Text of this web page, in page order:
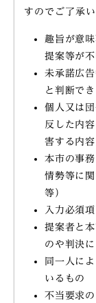
すのでご了承
趣旨が意
提案等が
未承諾広
と判断で
個人又は
反した内
害する内
本市の事
情勢等に
等）
入力必須
提案者と
のや判決
同一人に
いるもの
不当要求